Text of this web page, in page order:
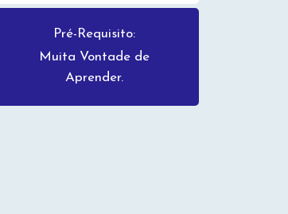
Pré-Requisito:
Muita Vontade de
Aprender.